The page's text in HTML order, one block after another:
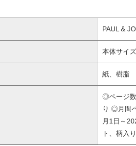
PAUL &
本体サイ
紙、樹脂
◎ページ
り ◎月間
月1日～
ト、柄入